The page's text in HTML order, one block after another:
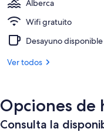
Alberca
Wifi gratuito
Desayuno disponible
Ver todos
Opciones de
Consulta la